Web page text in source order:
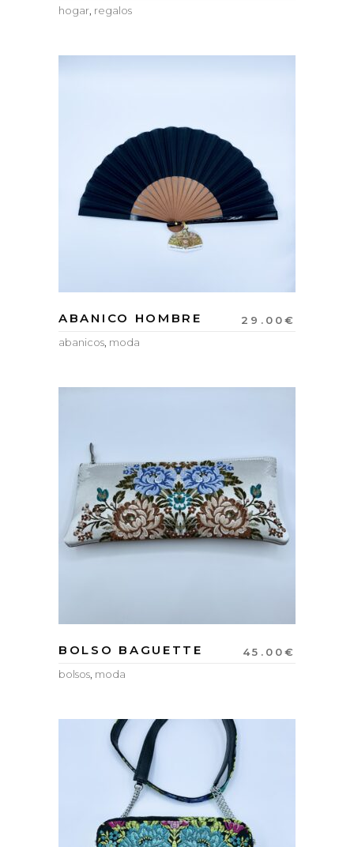
hogar, regalos
ABANICO HOMBRE 29.00€
abanicos, moda
BOLSO BAGUETTE 45.00€
bolsos, moda